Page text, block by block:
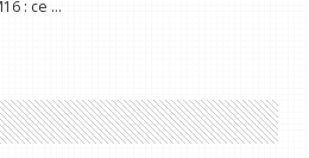
: ce ...